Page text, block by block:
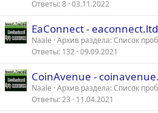
Ответы 8 03.11.2022
EaConnect - eaconnect.ltd
Naale Архив раздела: Список
Ответы 132 09.09.2021
CoinAvenue -
Naale Архив раздела: Список
Ответы 23 11.04.2021